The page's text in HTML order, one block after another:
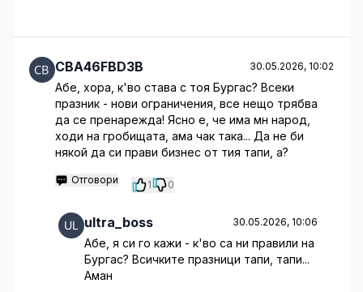
CBA46FBD3B 30.05.2026, 10:02
Абе, хора, к'во става с тоя Бургас? Всеки
празник - нови ограничения, все нещо трябва
да се пренарежда! Ясно е, че има мн народ,
ходи на гробищата, ама чак така... Да не би
някой да си прави бизнес от тия тапи, а?
Отговори 1 0
ultra_boss 30.05.2026, 10:06
Абе, я си го кажи - к'во са ни правили на
Бургас? Всичките празници тапи, тапи...
Аман